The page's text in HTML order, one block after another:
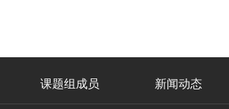
课题组成员 新闻动态